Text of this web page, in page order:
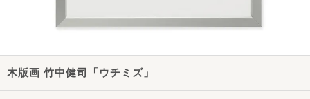
木版画 竹中健司「ウチミズ」